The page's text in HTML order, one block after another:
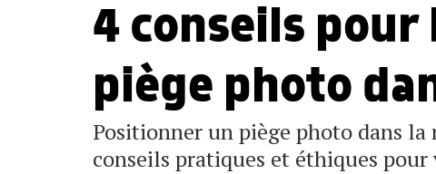
4 conseils
piège photo
Positionner un piège photo dans la
conseils pratiques et éthiques pour